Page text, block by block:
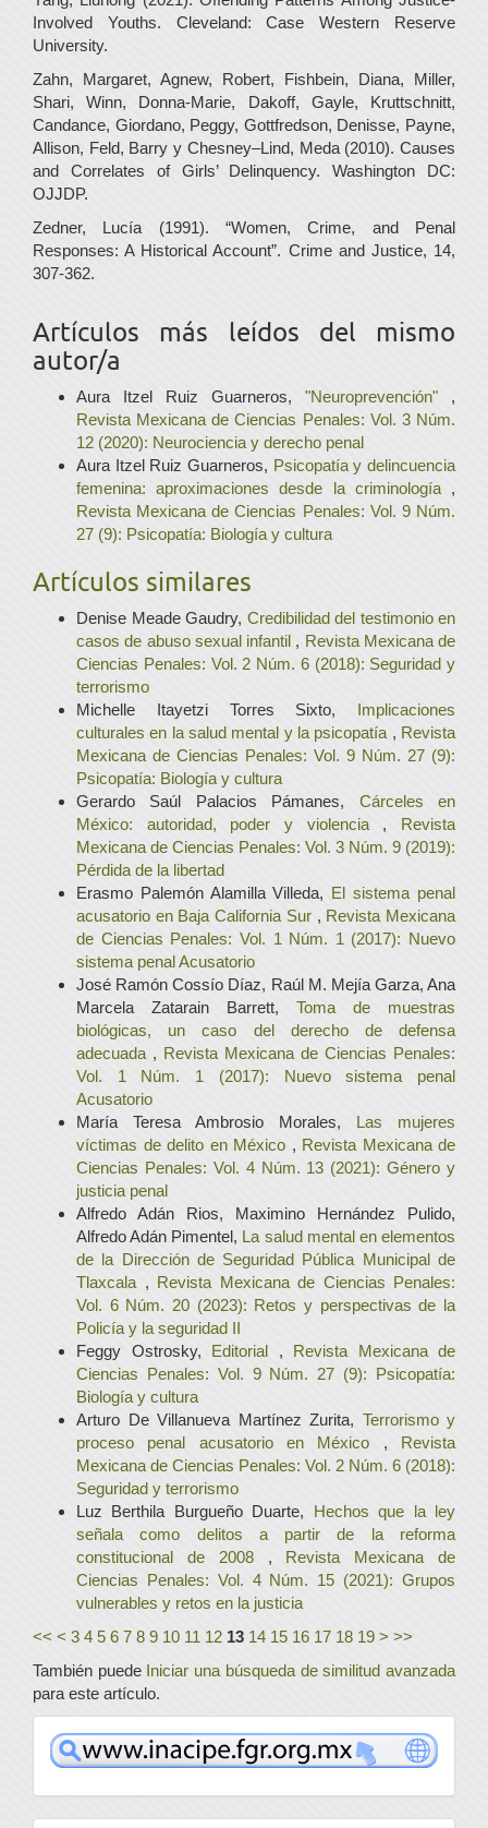
Involved Youths. Cleveland: Case Western Reserve
University.
Zahn, Margaret, Agnew, Robert, Fishbein, Diana, Miller,
Shari, Winn, Donna-Marie, Dakoff, Gayle, Kruttschnitt,
Candance, Giordano, Peggy, Gottfredson, Denisse, Payne,
Allison, Feld, Barry y Chesney–Lind, Meda (2010). Causes
and Correlates of Girls’ Delinquency. Washington DC:
OJJDP.
Zedner, Lucía (1991). “Women, Crime, and Penal
Responses: A Historical Account”. Crime and Justice, 14,
307-362.
Artículos más leídos del mismo
autor/a
Aura Itzel Ruiz Guarneros, "Neuroprevención" ,
Revista Mexicana de Ciencias Penales: Vol. 3 Núm.
12 (2020): Neurociencia y derecho penal
Aura Itzel Ruiz Guarneros, Psicopatía y delincuencia
femenina: aproximaciones desde la criminología ,
Revista Mexicana de Ciencias Penales: Vol. 9 Núm.
27 (9): Psicopatía: Biología y cultura
Artículos similares
Denise Meade Gaudry, Credibilidad del testimonio en
casos de abuso sexual infantil , Revista Mexicana de
Ciencias Penales: Vol. 2 Núm. 6 (2018): Seguridad y
terrorismo
Michelle Itayetzi Torres Sixto, Implicaciones
culturales en la salud mental y la psicopatía , Revista
Mexicana de Ciencias Penales: Vol. 9 Núm. 27 (9):
Psicopatía: Biología y cultura
Gerardo Saúl Palacios Pámanes, Cárceles en
México: autoridad, poder y violencia , Revista
Mexicana de Ciencias Penales: Vol. 3 Núm. 9 (2019):
Pérdida de la libertad
Erasmo Palemón Alamilla Villeda, El sistema penal
acusatorio en Baja California Sur , Revista Mexicana
de Ciencias Penales: Vol. 1 Núm. 1 (2017): Nuevo
sistema penal Acusatorio
José Ramón Cossío Díaz, Raúl M. Mejía Garza, Ana
Marcela Zatarain Barrett, Toma de muestras
biológicas, un caso del derecho de defensa
adecuada , Revista Mexicana de Ciencias Penales:
Vol. 1 Núm. 1 (2017): Nuevo sistema penal
Acusatorio
María Teresa Ambrosio Morales, Las mujeres
víctimas de delito en México , Revista Mexicana de
Ciencias Penales: Vol. 4 Núm. 13 (2021): Género y
justicia penal
Alfredo Adán Rios, Maximino Hernández Pulido,
Alfredo Adán Pimentel, La salud mental en elementos
de la Dirección de Seguridad Pública Municipal de
Tlaxcala , Revista Mexicana de Ciencias Penales:
Vol. 6 Núm. 20 (2023): Retos y perspectivas de la
Policía y la seguridad II
Feggy Ostrosky, Editorial , Revista Mexicana de
Ciencias Penales: Vol. 9 Núm. 27 (9): Psicopatía:
Biología y cultura
Arturo De Villanueva Martínez Zurita, Terrorismo y
proceso penal acusatorio en México , Revista
Mexicana de Ciencias Penales: Vol. 2 Núm. 6 (2018):
Seguridad y terrorismo
Luz Berthila Burgueño Duarte, Hechos que la ley
señala como delitos a partir de la reforma
constitucional de 2008 , Revista Mexicana de
Ciencias Penales: Vol. 4 Núm. 15 (2021): Grupos
vulnerables y retos en la justicia
<< < 3 4 5 6 7 8 9 10 11 12 13 14 15 16 17 18 19 > >>
También puede Iniciar una búsqueda de similitud avanzada
para este artículo.
www